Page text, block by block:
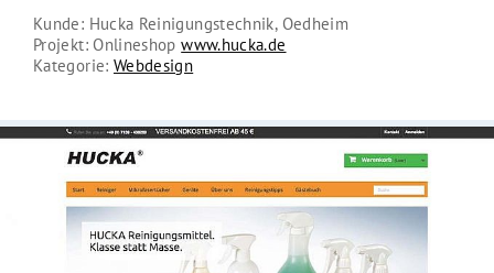
Kunde: Hucka Reinigungstechnik, Oedheim
Projekt: Onlineshopwww.hucka.de
Kategorie: Webdesign